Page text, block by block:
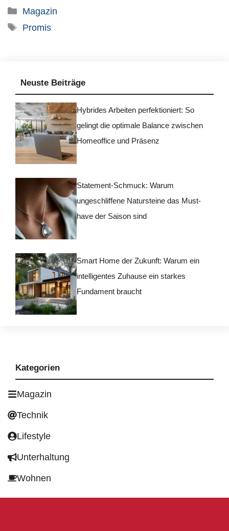
Kategorien
Magazin
Schlagwörter
Promis
Neuste Beiträge
Hybrides Arbeiten perfektioniert: So
gelingt die optimale Balance zwischen
Homeoffice und Präsenz
Statement-Schmuck: Warum
ungeschliffene Natursteine das Must-
have der Saison sind
Smart Home der Zukunft: Warum ein
intelligentes Zuhause ein starkes
Fundament braucht
Kategorien
Magazin
Technik
Lifestyle
Unterhaltung
Wohnen